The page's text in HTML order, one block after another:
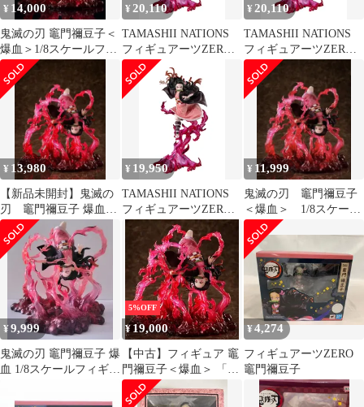
¥ 14,000
鬼滅の刃 竈門禰豆子＜
爆血＞1/8スケールフィ
ギュア
¥ 20,110
TAMASHII NATIONS
フィギュアーツZERO
鬼滅の刃 竈門襧豆子 血
鬼術 約240mm PVC・
ABS製 塗装済み完成品
フィギュア BAS61514
¥ 20,110
TAMASHII NATIONS
フィギュアーツZERO
鬼滅の刃 竈門襧豆子 血
鬼術 約240mm PVC・
ABS製 塗装済み完成品
フィギュア BAS61514
¥ 13,980
【新品未開封】鬼滅の
刃 竈門禰豆子 爆血1/8
スケールフィギュア
ANIPLEX
¥ 19,950
TAMASHII NATIONS
フィギュアーツZERO
鬼滅の刃 竈門襧豆子 血
鬼術 約240mm PVC・
ABS製 塗装済み完成品
フィギュア BAS61514
¥ 11,999
鬼滅の刃 竈門禰豆子
＜爆血＞ 1/8スケール
フィギュア アニプレ
ックス 限定
¥9,999
鬼滅の刃 竈門禰豆子 爆
血 1/8スケールフィギュ
5%OFF
¥ 19,000
【中古】フィギュア 竈
門禰豆子＜爆血＞ 「鬼
滅の刃」 1/8 ABS＆
PVC製塗装済み完成品
¥4,274
フィギュアーツZERO
竈門禰豆子